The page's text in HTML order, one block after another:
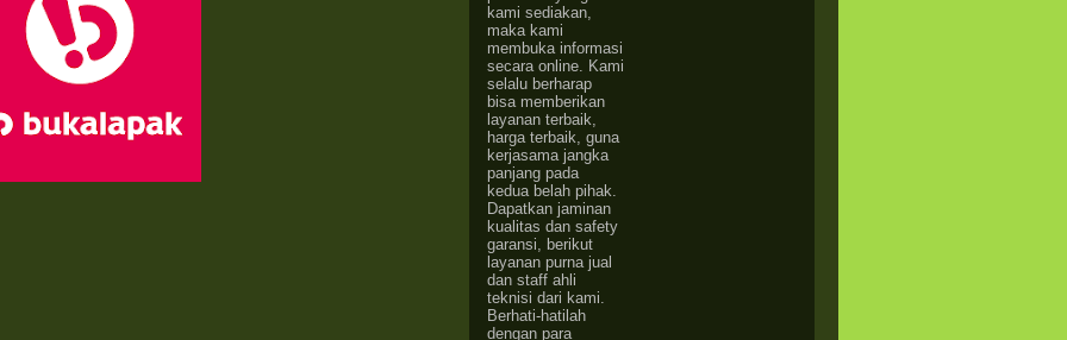
kami sediakan,
maka kami
membuka informasi
secara online. Kami
selalu berharap
bisa memberikan
layanan terbaik,
harga terbaik, guna
kerjasama jangka
panjang pada
kedua belah pihak.
Dapatkan jaminan
kualitas dan safety
garansi, berikut
layanan purna jual
dan staff ahli
teknisi dari kami.
Berhati-hatilah
dengan para